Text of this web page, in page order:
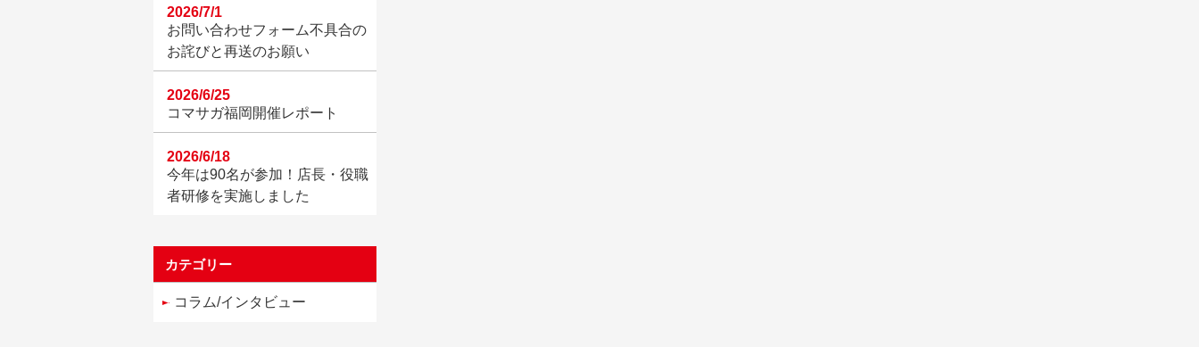
お問い合わせフォーム不具合の
お詫びと再送のお願い
2026/7/1
コマサガ福岡開催レポート
2026/6/25
今年は90名が参加！店長・役職
者研修を実施しました
2026/6/18
カテゴリー
コラム/インタビュー